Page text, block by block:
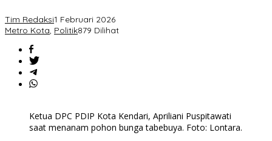
Tim Redaksi1 Februari 2026
Metro Kota, Politik879 Dilihat
Ketua DPC PDIP Kota Kendari, Apriliani Puspitawati
saat menanam pohon bunga tabebuya. Foto: Lontara.